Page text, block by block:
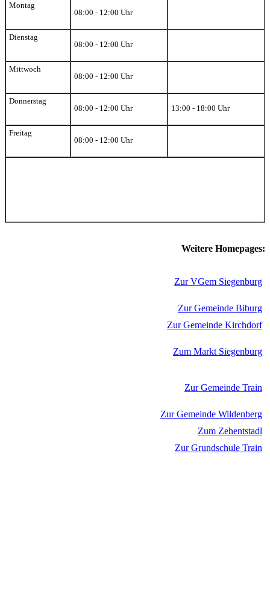
Montag
08:00 - 12:00 Uhr
Dienstag
08:00 - 12:00 Uhr
Mittwoch
08:00 - 12:00 Uhr
Donnerstag
08:00 - 12:00 Uhr
13:00 - 18:00 Uhr
Freitag
08:00 - 12:00 Uhr
Weitere Homepages:
Zur VGem Siegenburg
Zur Gemeinde Biburg
Zur Gemeinde Kirchdorf
Zum Markt Siegenburg
Zur Gemeinde Train
Zur Gemeinde Wildenberg
Zum Zehentstadl
Zur Grundschule Train